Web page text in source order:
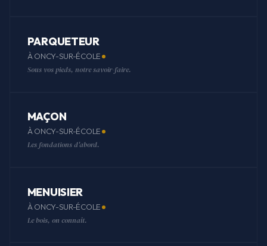
PARQUETEUR
À ONCY-SUR-ÉCOLE
Sous vos pieds, notre savoir-faire.
MAÇON
À ONCY-SUR-ÉCOLE
Les fondations d'abord.
MENUISIER
À ONCY-SUR-ÉCOLE
Le bois, on connaît.